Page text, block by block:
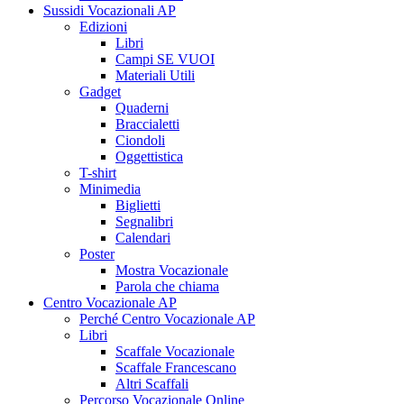
Sussidi Vocazionali AP
Edizioni
Libri
Campi SE VUOI
Materiali Utili
Gadget
Quaderni
Braccialetti
Ciondoli
Oggettistica
T-shirt
Minimedia
Biglietti
Segnalibri
Calendari
Poster
Mostra Vocazionale
Parola che chiama
Centro Vocazionale AP
Perché Centro Vocazionale AP
Libri
Scaffale Vocazionale
Scaffale Francescano
Altri Scaffali
Percorso Vocazionale Online